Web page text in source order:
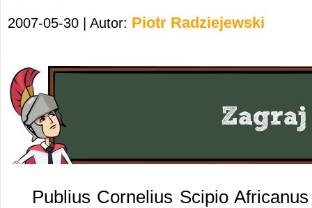
2007-05-30 | Autor: Piotr Radziejewski
Publius Cornelius Scipio